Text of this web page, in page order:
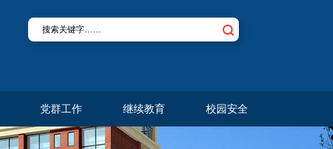
党群工作 继续教育 校园安全